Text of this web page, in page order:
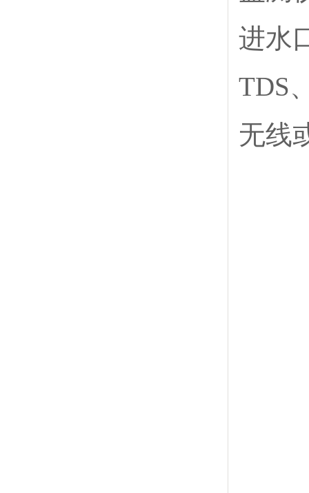
进水
TDS
无线